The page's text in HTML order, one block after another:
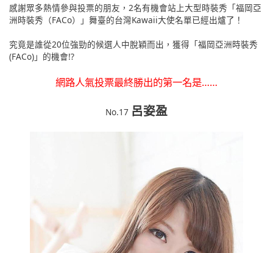
感謝眾多熱情參與投票的朋友，2名有機會站上大型時裝秀「福岡亞
洲時裝秀（FACo）」舞臺的台灣Kawaii大使名單已經出爐了！
究竟是誰從20位強勁的候選人中脫穎而出，獲得「福岡亞洲時裝秀
(FACo)」的機會!?
網路人氣投票最終勝出的第一名是……
No.17 呂姿盈